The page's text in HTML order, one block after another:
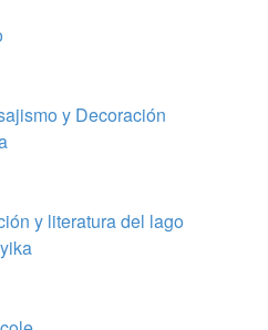
y Decoración
y literatura del lago